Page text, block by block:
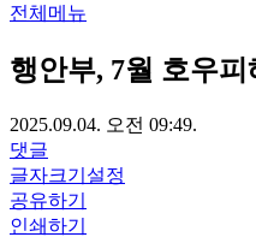
전체메뉴
행안부, 7월 호우피
2025.09.04. 오전 09:49.
댓글
글자크기설정
공유하기
인쇄하기